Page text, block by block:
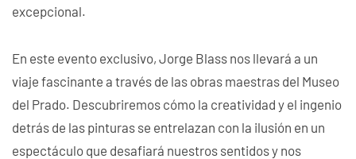
excepcional.
En este evento exclusivo, Jorge Blass nos llevará a un
viaje fascinante a través de las obras maestras del Museo
del Prado. Descubriremos cómo la creatividad y el ingenio
detrás de las pinturas se entrelazan con la ilusión en un
espectáculo que desafiará nuestros sentidos y nos